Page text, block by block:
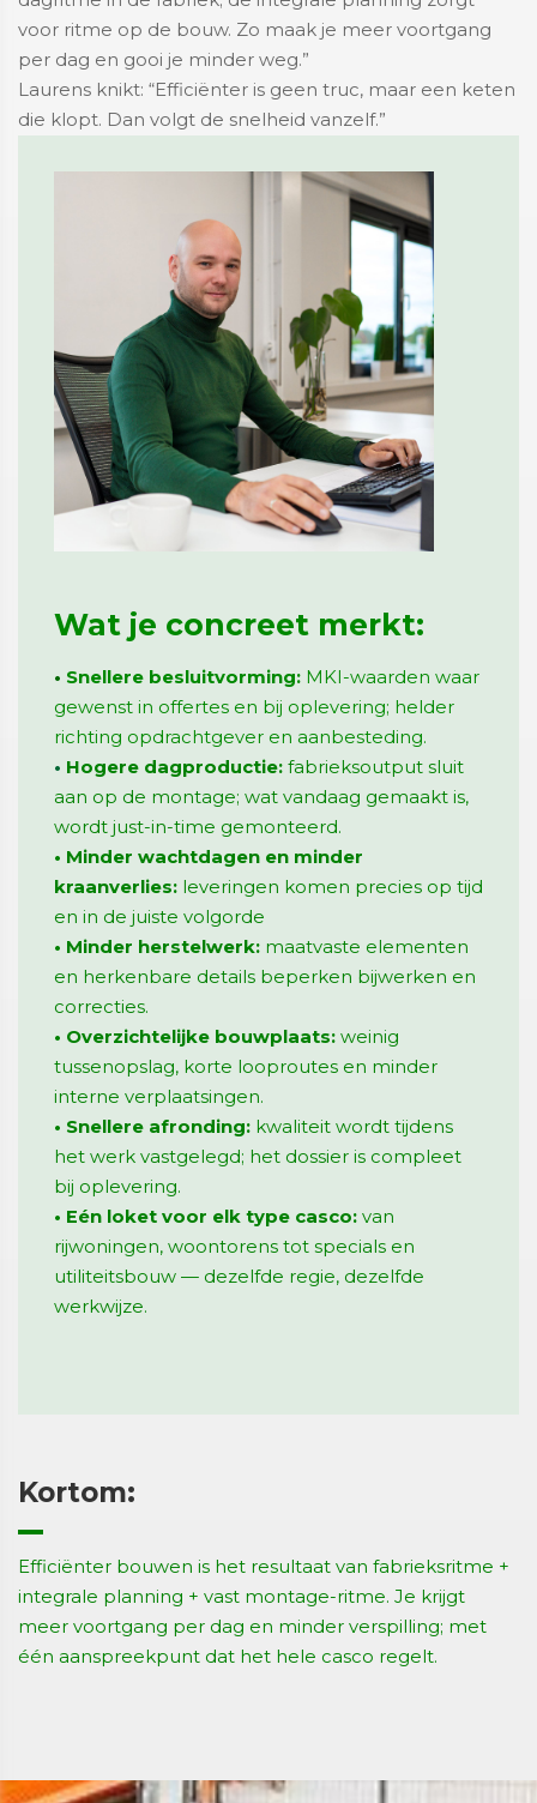
voor ritme op de bouw. Zo maak je meer voortgang
per dag en gooi je minder weg.”
Laurens knikt: “Efficiënter is geen truc, maar een keten
die klopt. Dan volgt de snelheid vanzelf.”
Wat je concreet merkt:
• Snellere besluitvorming: MKI-waarden waar
gewenst in offertes en bij oplevering; helder
richting opdrachtgever en aanbesteding.
• Hogere dagproductie:fabrieksoutput sluit
aan op de montage; wat vandaag gemaakt is,
wordt just-in-time gemonteerd.
• Minder wachtdagen en minder
kraanverlies: leveringen komen precies op tijd
en in de juiste volgorde
• Minder herstelwerk:maatvaste elementen
en herkenbare details beperken bijwerken en
correcties.
• Overzichtelijke bouwplaats: weinig
tussenopslag, korte looproutes en minder
interne verplaatsingen.
• Snellere afronding: kwaliteit wordt tijdens
het werk vastgelegd; het dossier is compleet
bij oplevering.
• Eén loket voor elk type casco:van
rijwoningen, woontorens tot specials en
utiliteitsbouw — dezelfde regie, dezelfde
werkwijze.
Kortom:
Efficiënter bouwen is het resultaat van fabrieksritme +
integrale planning + vast montage-ritme. Je krijgt
meer voortgang per dag en minder verspilling; met
één aanspreekpunt dat het hele casco regelt.